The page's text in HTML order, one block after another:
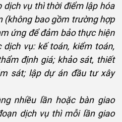
dịch vụ thì thời điểm lập hóa
(không bao gồm trường hợp
ứng để đảm bảo thực hiện
vụ: kế toán, kiểm toán,
định giá; khảo sát, thiết
sát; lập dự án đầu tư xây
nhiều lần hoặc bàn giao
dịch vụ thì mỗi lần giao